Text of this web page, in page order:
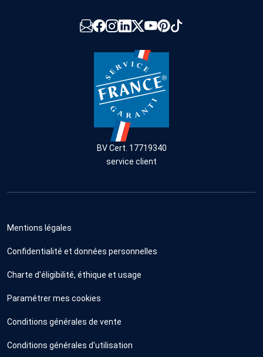
BV Cert. 17719340
service client
Mentions légales
Confidentialité et données personnelles
Charte d'éligibilité, éthique et usage
Paramétrer mes cookies
Conditions générales de vente
Conditions générales d'utilisation